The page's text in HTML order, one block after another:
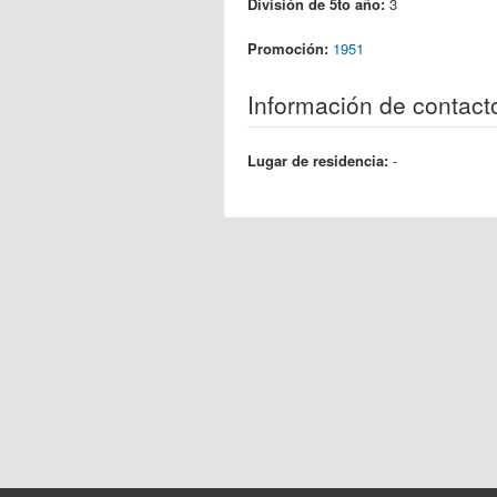
Promoción: 1951
Información de
Lugar de residencia: -